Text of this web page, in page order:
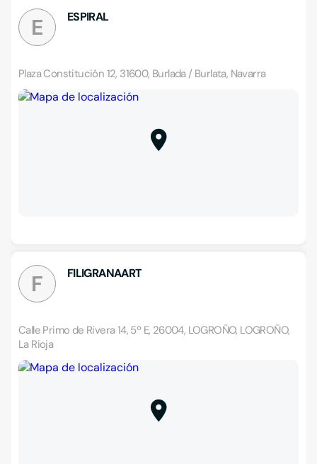
E ESPIRAL
Plaza Constitución 12, 31600, Burlada / Burlata, Navarra
F FILIGRANAART
Calle Primo de Rivera 14, 5º E, 26004, LOGROÑO, LOGROÑO,
La Rioja